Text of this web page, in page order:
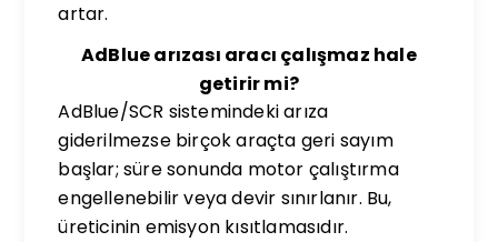
artar.
AdBlue arızası aracı çalışmaz hale
getirir mi?
AdBlue/SCR sistemindeki arıza
giderilmezse birçok araçta geri sayım
başlar; süre sonunda motor çalıştırma
engellenebilir veya devir sınırlanır. Bu,
üreticinin emisyon kısıtlamasıdır.